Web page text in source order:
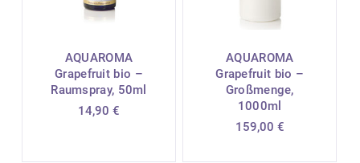
AQUAROMA
Grapefruit bio –
Raumspray, 50ml
14,90 €
AQUAROMA
Grapefruit bio –
Großmenge,
1000ml
159,00 €